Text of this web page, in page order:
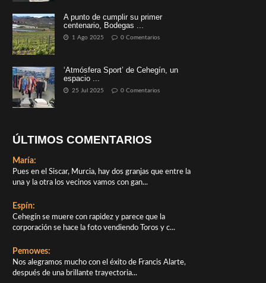
A punto de cumplir su primer
centenario, Bodegas ...
1 Ago 2025 0 Comentarios
‘Atmósfera Sport’ de Cehegín, un
espacio ...
25 Jul 2025 0 Comentarios
ÚLTIMOS COMENTARIOS
María:
Pues en el Siscar, Murcia, hay dos granjas que entre la
una y la otra los vecinos vamos con gan...
Espín:
Cehegín se muere con rapidez y parece que la
corporación se hace la foto vendiendo Toros y c...
Pemowes:
Nos alegramos mucho con el éxito de Francis Alarte,
después de una brillante trayectoria...